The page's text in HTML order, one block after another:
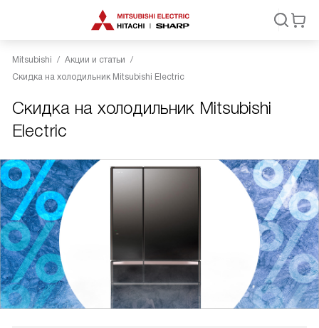
Mitsubishi
Акции и статьи
Скидка на холодильник Mitsubishi Electric
Скидка на холодильник Mitsubishi
Electric